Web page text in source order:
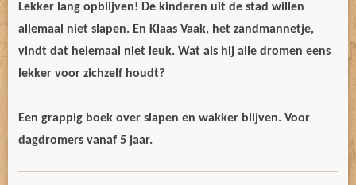
Lekker lang opblijven! De kinderen uit de stad willen
allemaal niet slapen. En Klaas Vaak, het zandmannetje,
vindt dat helemaal niet leuk. Wat als hij alle dromen eens
lekker voor zichzelf houdt?
Een grappig boek over slapen en wakker blijven. Voor
dagdromers vanaf 5 jaar.